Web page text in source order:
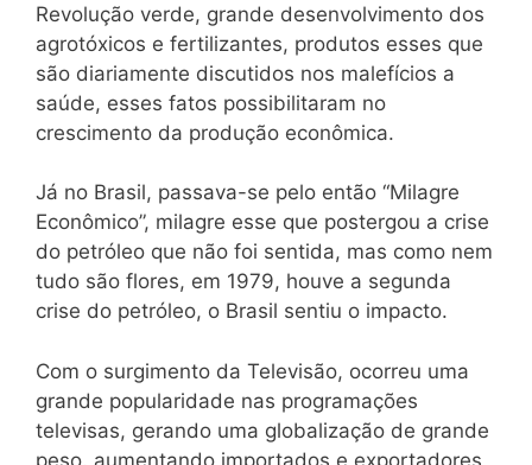
Revolução verde, grande desenvolvimento dos
agrotóxicos e fertilizantes, produtos esses que
são diariamente discutidos nos malefícios a
saúde, esses fatos possibilitaram no
crescimento da produção econômica.
Já no Brasil, passava-se pelo então “Milagre
Econômico”, milagre esse que postergou a crise
do petróleo que não foi sentida, mas como nem
tudo são flores, em 1979, houve a segunda
crise do petróleo, o Brasil sentiu o impacto.
Com o surgimento da Televisão, ocorreu uma
grande popularidade nas programações
televisas, gerando uma globalização de grande
peso, aumentando importados e exportadores